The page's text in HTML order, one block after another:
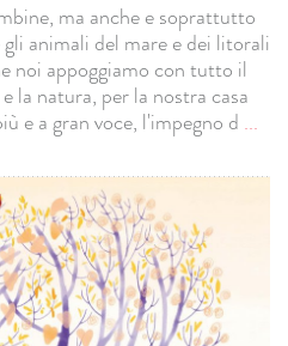
ma anche e soprattutto
animali del mare e dei litorali
noi appoggiamo con tutto il
la natura, per la nostra casa
e a gran voce, l'impegno d ...